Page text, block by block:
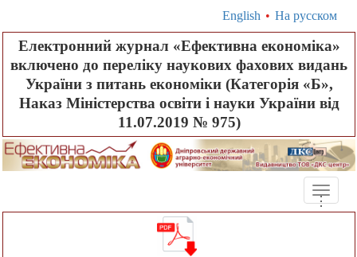
English • На русском
Електронний журнал «Ефективна економіка»
включено до переліку наукових фахових видань
України з питань економіки (Категорія «Б»,
Наказ Міністерства освіти і науки України від
11.07.2019 № 975)
Toggle
...